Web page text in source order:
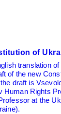
of
translation
of the new
the draft is
Human Rights
at the